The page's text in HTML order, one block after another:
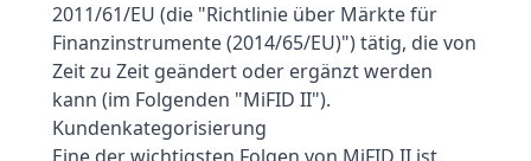
2011/61/EU (die "Richtlinie über Märkte für
Finanzinstrumente (2014/65/EU)") tätig, die von
Zeit zu Zeit geändert oder ergänzt werden
kann (im Folgenden "MiFID II").
Kundenkategorisierung